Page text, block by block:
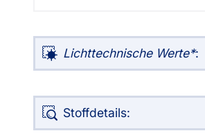
Lichttechnische Werte :
Stoffdetails: